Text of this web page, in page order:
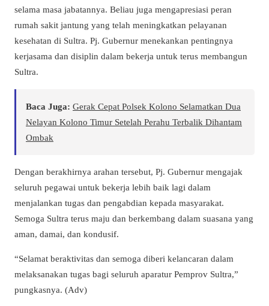
selama masa jabatannya. Beliau juga mengapresiasi peran
rumah sakit jantung yang telah meningkatkan pelayanan
kesehatan di Sultra. Pj. Gubernur menekankan pentingnya
kerjasama dan disiplin dalam bekerja untuk terus membangun
Sultra.
Baca Juga: Gerak Cepat Polsek Kolono Selamatkan Dua
Nelayan Kolono Timur Setelah Perahu Terbalik Dihantam
Ombak
Dengan berakhirnya arahan tersebut, Pj. Gubernur mengajak
seluruh pegawai untuk bekerja lebih baik lagi dalam
menjalankan tugas dan pengabdian kepada masyarakat.
Semoga Sultra terus maju dan berkembang dalam suasana yang
aman, damai, dan kondusif.
“Selamat beraktivitas dan semoga diberi kelancaran dalam
melaksanakan tugas bagi seluruh aparatur Pemprov Sultra,”
pungkasnya. (Adv)